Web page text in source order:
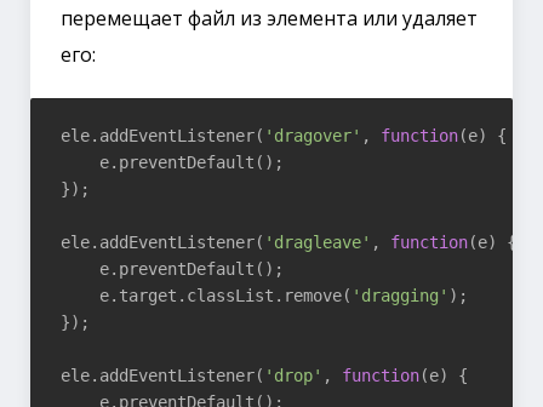
перемещает файл из элемента или удаляет
его:
ele.addEventListener( 'dragover' , function(e)
{
    e.preventDefault();
});
ele.addEventListener( 'dragleave' , function(e)
{
    e.preventDefault();
    e.target.classList.remove(
'dragging' );
});
ele.addEventListener( 'drop' , function(e)
{
    e.preventDefault();